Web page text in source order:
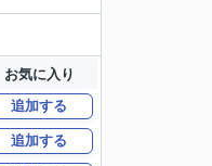
お気に入り
追加する
追加する